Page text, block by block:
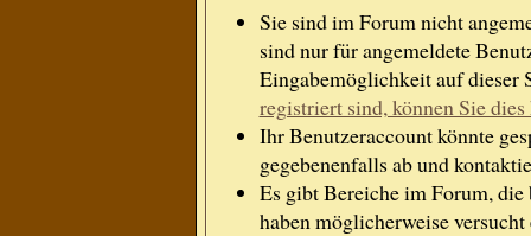
Sie sind im Forum nicht
sind nur für angemeldete
Eingabemöglichkeit auf dieser
registriert sind, können Sie
Ihr Benutzeraccount könnte
gegebenenfalls ab und
Es gibt Bereiche im Forum,
haben möglicherweise